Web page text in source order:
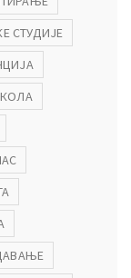
СТУДИЈЕ